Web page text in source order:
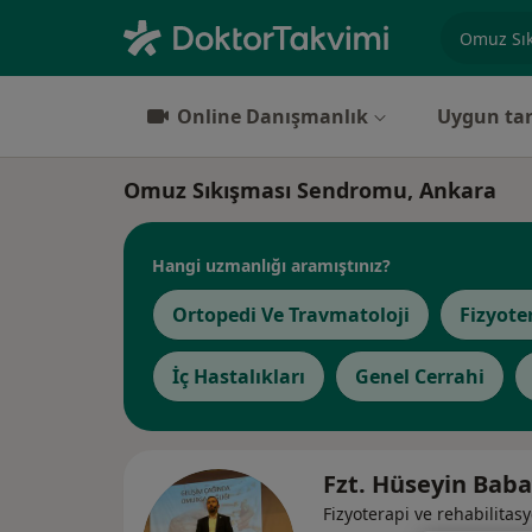
Online Danışmanlık Uygun
Omuz Sıkışması Sendromu, Ankara
Hangi uzmanlığı aramıştınız?
Ortopedi Ve Travmatoloji
İç Hastalıkları Genel Cerrahi
Fzt. Hüseyin
Fizyoterapi ve